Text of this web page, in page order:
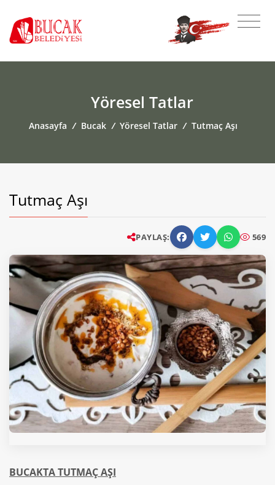
Yöresel Tatlar
Anasayfa / Bucak / Yöresel Tatlar / Tutmaç Aşı
Tutmaç Aşı
PAYLAŞ: 569
BUCAKTA TUTMAÇ AŞI